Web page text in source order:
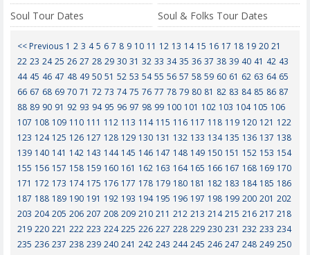
Soul Tour Dates
Soul & Folks Tour Dates
<< Previous 1 2 3 4 5 6 7 8 9 10 11 12 13 14 15 16 17 18 19 20 21
22 23 24 25 26 27 28 29 30 31 32 33 34 35 36 37 38 39 40 41 42 43
44 45 46 47 48 49 50 51 52 53 54 55 56 57 58 59 60 61 62 63 64 65
66 67 68 69 70 71 72 73 74 75 76 77 78 79 80 81 82 83 84 85 86 87
88 89 90 91 92 93 94 95 96 97 98 99 100 101 102 103 104 105 106
107 108 109 110 111 112 113 114 115 116 117 118 119 120 121 122
123 124 125 126 127 128 129 130 131 132 133 134 135 136 137 138
139 140 141 142 143 144 145 146 147 148 149 150 151 152 153 154
155 156 157 158 159 160 161 162 163 164 165 166 167 168 169 170
171 172 173 174 175 176 177 178 179 180 181 182 183 184 185 186
187 188 189 190 191 192 193 194 195 196 197 198 199 200 201 202
203 204 205 206 207 208 209 210 211 212 213 214 215 216 217 218
219 220 221 222 223 224 225 226 227 228 229 230 231 232 233 234
235 236 237 238 239 240 241 242 243 244 245 246 247 248 249 250